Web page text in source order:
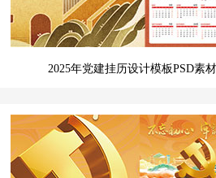
2025年党建挂历设计模板PSD素材